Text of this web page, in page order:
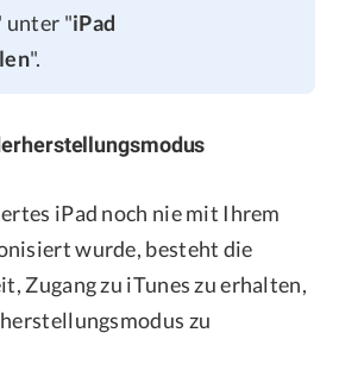
unter "iPad
".
iPad noch nie mit Ihrem
wurde, besteht die
Zugang zu iTunes zu erhalten,
zu